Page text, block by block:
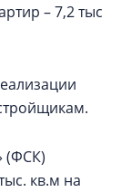
– 7,2 тыс
(ФСК)
кв.м на